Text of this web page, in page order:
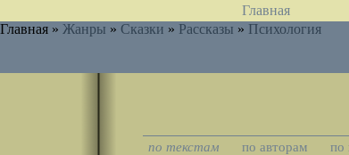
Главная
Главная » Жанры » Сказки » Рассказы » Психология
по текстам по авторам по